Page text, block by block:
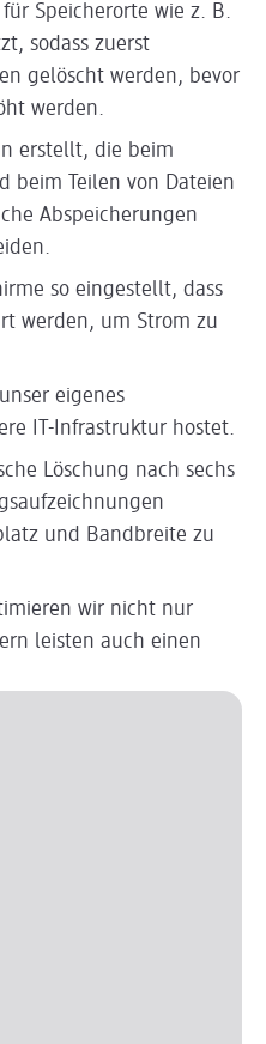
Speicherorte wie z. B.
sodass zuerst
gelöscht werden, bevor
werden.
erstellt, die beim
beim Teilen von Dateien
Abspeicherungen
so eingestellt, dass
werden, um Strom zu
eigenes
IT-Infrastruktur hostet.
Löschung nach sechs
und Bandbreite zu
wir nicht nur
leisten auch einen